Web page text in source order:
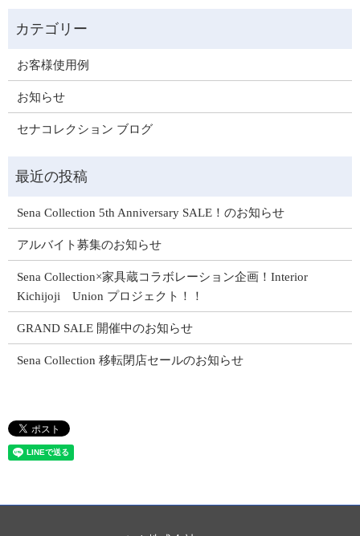
お客様使用例
お知らせ
セナコレクション ブログ
Sena Collection 5th Anniversary SALE！のお知らせ
アルバイト募集のお知らせ
Sena Collection×家具蔵コラボレーション企画！Interior
Kichijoji Union プロジェクト！！
GRAND SALE 開催中のお知らせ
Sena Collection 移転閉店セールのお知らせ